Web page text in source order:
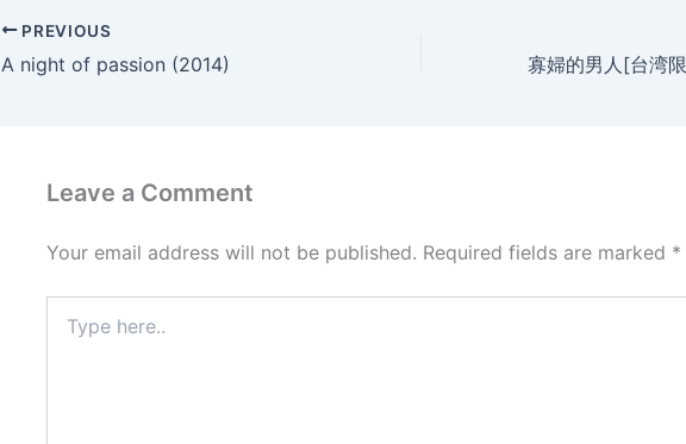
PREVIOUS
A night of passion (2014)
Leave a Comment
Your email address will not be published. Required fields are marked *
here..